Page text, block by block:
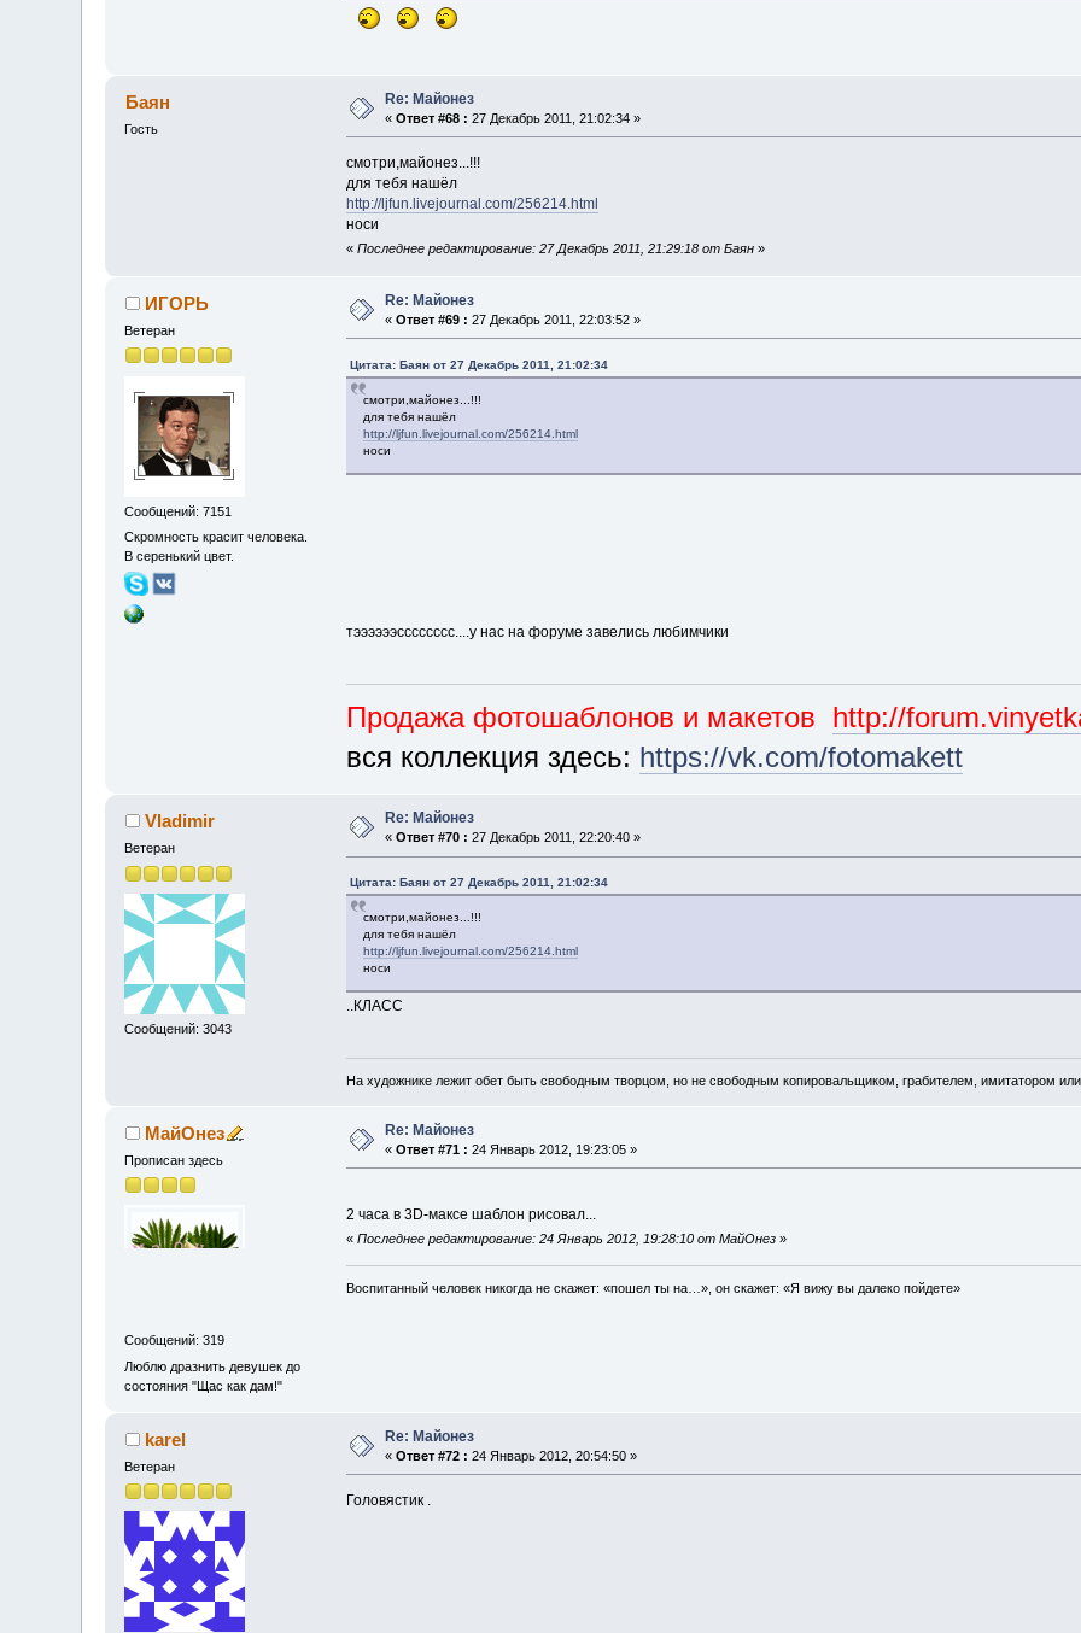
Баян
Гость
Re: Майонез
«Ответ #68 : 27 Декабрь 2011, 21:02:34 »
смотри,майонез...!!!
для тебя нашёл
http://ljfun.livejournal.com/256214.html
носи
« Последнее редактирование: 27 Декабрь 2011, 21:29:18 от Баян»
ИГОРЬ
Ветеран
Сообщений: 7151
Скромность красит человека.
В серенький цвет.
Re: Майонез
«Ответ #69 : 27 Декабрь 2011, 22:03:52 »
Цитата: Баян от 27 Декабрь 2011, 21:02:34
смотри,майонез...!!!
для тебя нашёл
http://ljfun.livejournal.com/256214.html
носи
тээээээсссссссс....у нас на форуме завелись любимчики
Продажа фотошаблонов и макетов http://
вся коллекция здесь: https://vk.com/fotomakett
Vladimir
Ветеран
Сообщений: 3043
Re: Майонез
«Ответ #70 : 27 Декабрь 2011, 22:20:40 »
Цитата: Баян от 27 Декабрь 2011, 21:02:34
смотри,майонез...!!!
для тебя нашёл
http://ljfun.livejournal.com/256214.html
носи
..КЛАСС
На художнике лежит обет быть свободным творцом, но не свободным копировальщиком, грабителем, имитатором
МайОнез
Прописан здесь
Сообщений: 319
Люблю дразнить девушек до
состояния "Щас как дам!"
Re: Майонез
«Ответ #71 : 24 Январь 2012, 19:23:05 »
2 часа в 3D-максе шаблон рисовал...
« Последнее редактирование: 24 Январь 2012, 19:28:10 от МайОнез»
Воспитанный человек никогда не скажет: «пошел ты на…», он скажет: «Я вижу вы далеко пойдете»
karel
Ветеран
Re: Майонез
«Ответ #72 : 24 Январь 2012, 20:54:50 »
Головястик .